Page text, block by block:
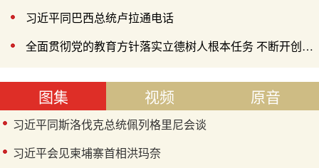
习近平同巴西总统卢拉通电话
全面贯彻党的教育方针落实立德树人根本任务 不断开创基础教育高质量发展新局面
图集 视频 原音
习近平同斯洛伐克总统佩列格里尼会谈
习近平会见柬埔寨首相洪玛奈